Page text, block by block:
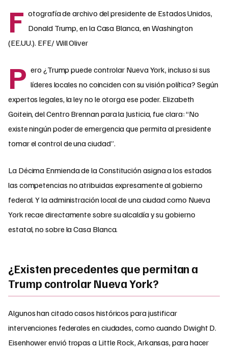
F otografía de archivo del presidente de Estados Unidos,
Donald Trump, en la Casa Blanca, en Washington
(EE.UU.). EFE/ Will Oliver
P ero ¿Trump puede controlar Nueva York, incluso si sus
líderes locales no coinciden con su visión política? Según
expertos legales, la ley no le otorga ese poder. Elizabeth
Goitein, del Centro Brennan para la Justicia, fue clara: “No
existe ningún poder de emergencia que permita al presidente
tomar el control de una ciudad”.
La Décima Enmienda de la Constitución asigna a los estados
las competencias no atribuidas expresamente al gobierno
federal. Y la administración local de una ciudad como Nueva
York recae directamente sobre su alcaldía y su gobierno
estatal, no sobre la Casa Blanca.
¿Existen precedentes que permitan a
Trump controlar Nueva York?
Algunos han citado casos históricos para justificar
intervenciones federales en ciudades, como cuando Dwight D.
Eisenhower envió tropas a Little Rock, Arkansas, para hacer